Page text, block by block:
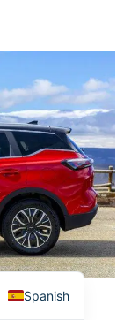
Spanish